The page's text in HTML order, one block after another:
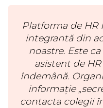
Platforma de HR
integrantă din
noastre. Este
asistent de
îndemână.
informație
contacta colegii